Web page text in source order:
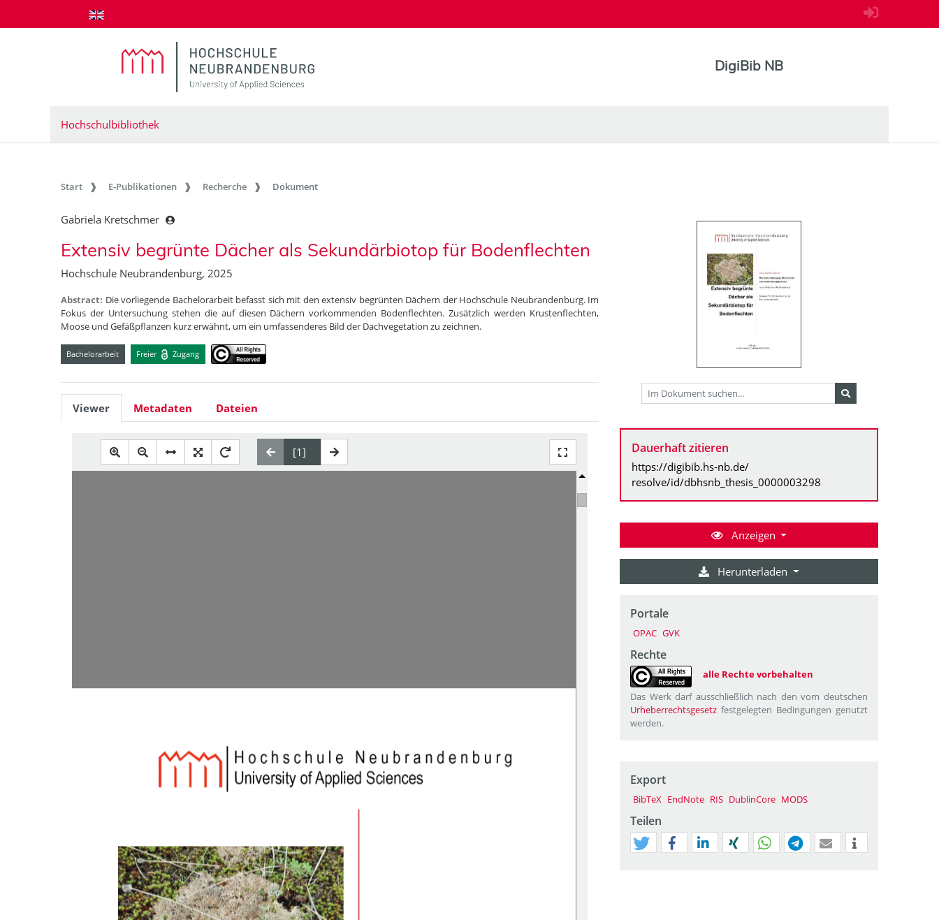
zum Inhalt springen
DigiBib NB
Hochschulbibliothek
Start E-Publikationen Recherche Dokument
Gabriela Kretschmer
Extensiv begrünte Dächer als Sekundärbiotop für Bodenflechten
Hochschule Neubrandenburg, 2025
Abstract: Die vorliegende Bachelorarbeit befasst sich mit den extensiv begrünten Dächern der Hochschule Neubrandenburg. Im
Fokus der Untersuchung stehen die auf diesen Dächern vorkommenden Bodenflechten. Zusätzlich werden Krustenflechten,
Moose und Gefäßpflanzen kurz erwähnt, um ein umfassenderes Bild der Dachvegetation zu zeichnen.
Bachelorarbeit Freier Zugang
Viewer Metadaten Dateien
Dauerhaft zitieren
https://digibib.hs-nb.de/
resolve/id/dbhsnb_thesis_0000003298
Anzeigen
Herunterladen
Portale
OPAC GVK
Rechte
alle Rechte vorbehalten
Das Werk darf ausschließlich nach den vom deutschen
Urheberrechtsgesetz festgelegten Bedingungen genutzt
werden.
Export
BibTeX EndNote RIS DublinCore MODS
Teilen